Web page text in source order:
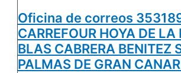
Oficina de correos
CARREFOUR HOYA DE LA
BLAS CABRERA BENITEZ
PALMAS DE GRAN